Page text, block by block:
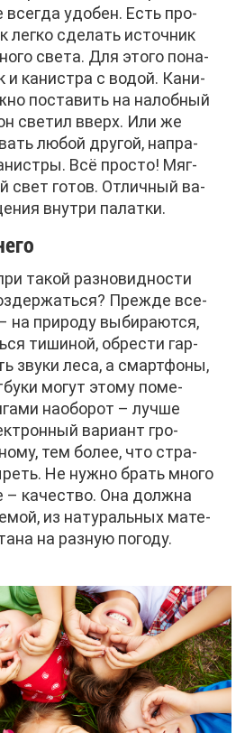
все­гда удо­бен. Есть про­
лег­ко сде­лать ис­точ­ник
све­та. Для это­го по­на­
и ка­ни­стра с во­дой. Ка­ни­
по­ста­вить на на­лоб­ный
све­тил вверх. Или же
лю­бой дру­гой, на­пра­
Всё про­сто! Мяг­
свет го­тов. От­лич­ный ва­
внут­ри па­лат­ки.
та­кой раз­но­вид­но­сти
Пре­жде все­
на при­ро­ду вы­би­ра­ют­ся,
ти­ши­ной, об­ре­сти гар­
зву­ки ле­са, а смарт­фо­ны,
мо­гут это­му по­ме­
на­о­бо­рот – луч­ше
ва­ри­ант гро­
тем бо­лее, что стра­
Не нуж­но брать мно­го
– ка­че­ство. Она долж­на
из на­ту­раль­ных ма­те­
на раз­ную по­го­ду.